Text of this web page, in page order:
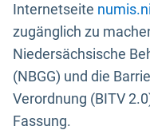
Internetseite
zugänglich zu
Niedersächsische
(NBGG) und die
Verordnung (BITV
Fassung.